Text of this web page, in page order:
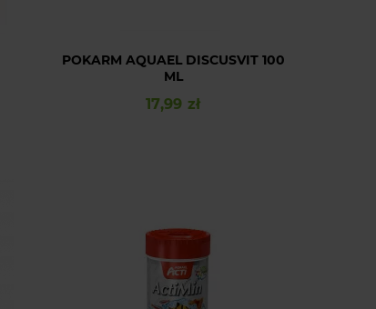
POKARM AQUAEL DISCUSVIT 100
ML
Cena
17,99 zł